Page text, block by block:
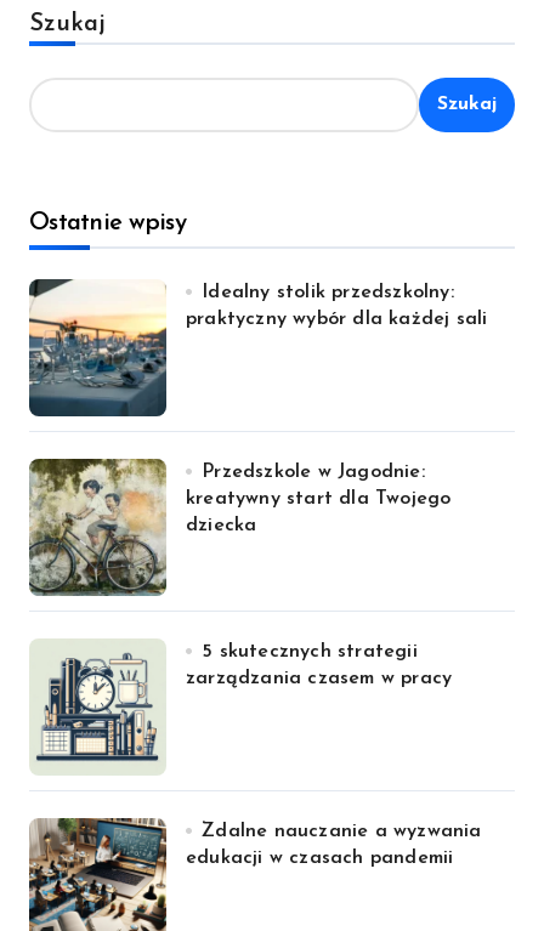
Szukaj
Szukaj
Ostatnie wpisy
Idealny stolik przedszkolny:
praktyczny wybór dla każdej sali
Przedszkole w Jagodnie:
kreatywny start dla Twojego
dziecka
5 skutecznych strategii
zarządzania czasem w pracy
Zdalne nauczanie a wyzwania
edukacji w czasach pandemii